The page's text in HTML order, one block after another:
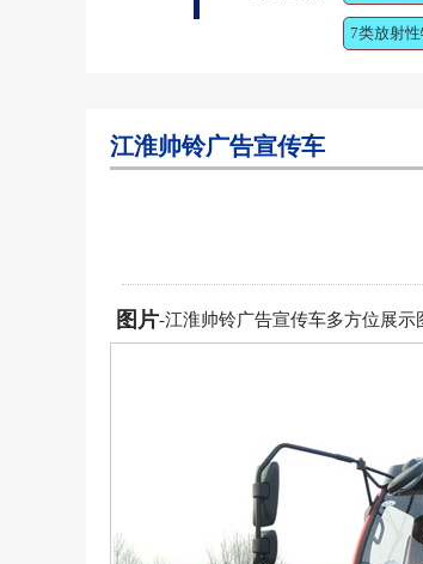
7类放射
江淮帅铃广告宣传车
图片-江淮帅铃广告宣传车多方位展示